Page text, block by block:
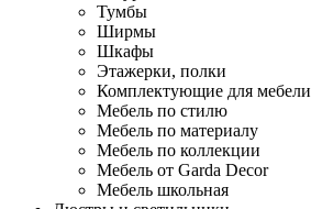
Тумбы
Ширмы
Шкафы
Этажерки, полки
Комплектующие для мебели
Мебель по стилю
Мебель по материалу
Мебель по коллекции
Мебель от Garda Decor
Мебель школьная